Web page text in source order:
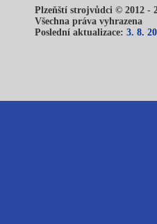
Plzeňští strojvůdci © 2012 -
Všechna práva vyhrazena
Poslední aktualizace: 3. 8.